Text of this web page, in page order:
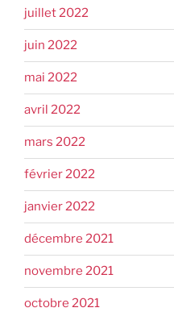
juillet 2022
juin 2022
mai 2022
avril 2022
mars 2022
février 2022
janvier 2022
décembre 2021
novembre 2021
octobre 2021